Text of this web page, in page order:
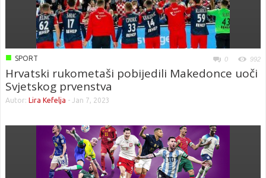
■ SPORT 0 992
Hrvatski rukometaši pobijedili Makedonce uoči
Svjetskog prvenstva
Autor: Lira Kefelja - Jan 7, 2023